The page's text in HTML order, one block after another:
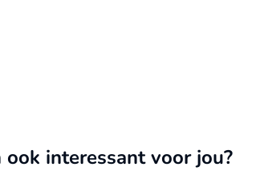
ook interessant voor jou?